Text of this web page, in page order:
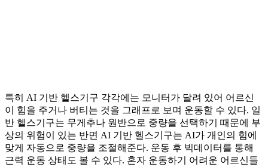
특히 AI 기반 헬스기구 각각에는 모니터가 달려 있어 어르신
이 힘을 주거나 버티는 것을 그래프로 보며 운동할 수 있다. 일
반 헬스기구는 무게추나 원반으로 중량을 선택하기 때문에 부
상의 위험이 있는 반면 AI 기반 헬스기구는 AI가 개인의 힘에
맞게 자동으로 중량을 조절해준다. 운동 후 빅데이터를 통해
근력 운동 상태도 볼 수 있다. 혼자 운동하기 어려운 어르신들